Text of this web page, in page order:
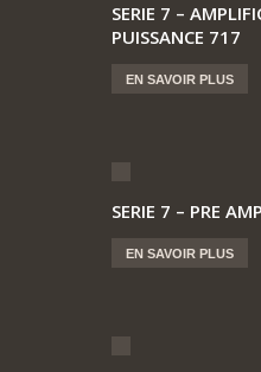
SERIE 7 –
PUISSANCE 717
EN SAVOIR PLUS
SERIE 7 – PRE
EN SAVOIR PLUS